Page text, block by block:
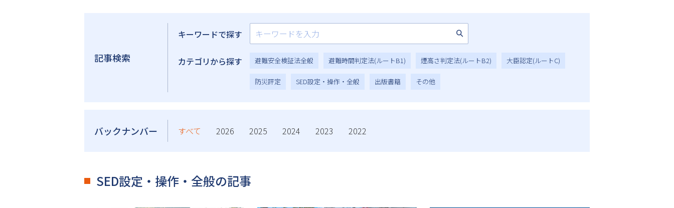
記事検索
キーワードで探す
カテゴリから探す 避難安全検証法全般 避難時間判定法(ルートB1) 煙高さ判定法(ルートB2) 大臣認定(ルートC)
防災評定 SED設定・操作・全般 出版書籍 その他
バックナンバー すべて 2026 2025 2024 2023 2022
SED設定・操作・全般の記事